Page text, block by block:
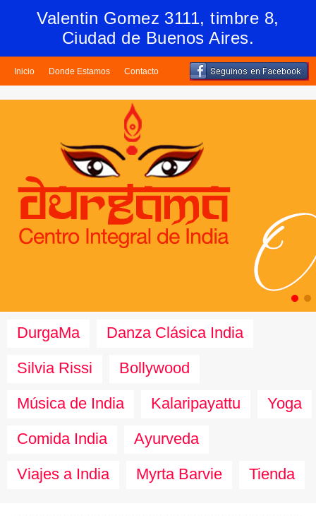
Valentin Gomez 3111, timbre 8,
Ciudad de Buenos Aires.
Inicio Donde Estamos Contacto
DurgaMa
Danza Clásica India
Silvia Rissi
Bollywood
Música de India
Kalaripayattu
Yoga
Comida India
Ayurveda
Viajes a India
Myrta Barvie Tienda